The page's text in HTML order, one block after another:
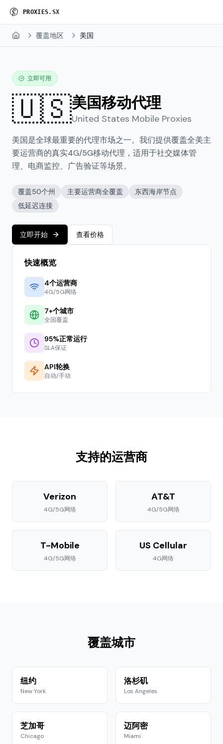
PROXI ES. SX
Home 覆盖地区 美国
立即可用
🇺🇸美国移动代理
United States Mobile Proxies
美国是全球最重要的代理市场之一。我们提供覆盖全美主
要运营商的真实4G/5G移动代理，适用于社交媒体管
理、电商监控、广告验证等场景。
覆盖50个州 主要运营商全覆盖
东西海岸节点
低延迟连接
立即开始 查看价格
快速概览
4个运营商
4G/5G网络
7+个城市
全国覆盖
95%正常运行
SLA保证
API轮换
自动/手动
支持的运营商
Verizon
4G/5G网络
AT&T
4G/5G网络
T-Mobile
4G/5G网络
US Cellular
4G网络
覆盖城市
纽约
New York
洛杉矶
Los Angeles
芝加哥
Chicago
迈阿密
Miami